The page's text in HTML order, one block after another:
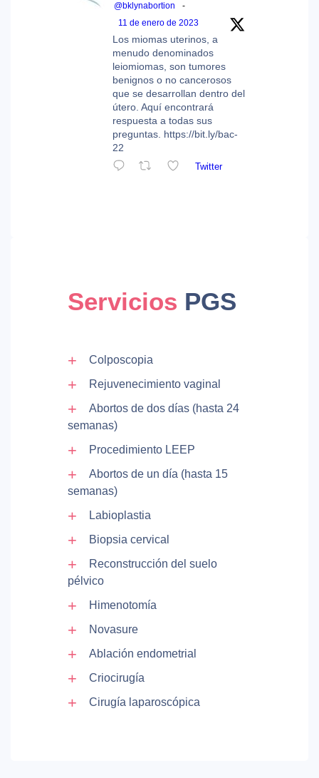
@bklynabortion
-
11 de enero de 2023
Los miomas uterinos, a
menudo denominados
leiomiomas, son tumores
benignos o no cancerosos
que se desarrollan dentro del
útero. Aquí encontrará
respuesta a todas sus
preguntas. https://bit.ly/bac-
22
Twitter
Servicios PGS
Colposcopia
Rejuvenecimiento vaginal
Abortos de dos días (hasta 24
semanas)
Procedimiento LEEP
Abortos de un día (hasta 15
semanas)
Labioplastia
Biopsia cervical
Reconstrucción del suelo
pélvico
Himenotomía
Novasure
Ablación endometrial
Criocirugía
Cirugía laparoscópica